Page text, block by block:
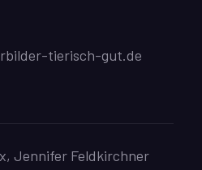
tierisch-gut.de
Jennifer Feldkirchner